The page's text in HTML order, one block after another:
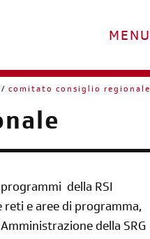
MENU
comitato consiglio regionale
della RSI
reti e aree di programma,
della SRG